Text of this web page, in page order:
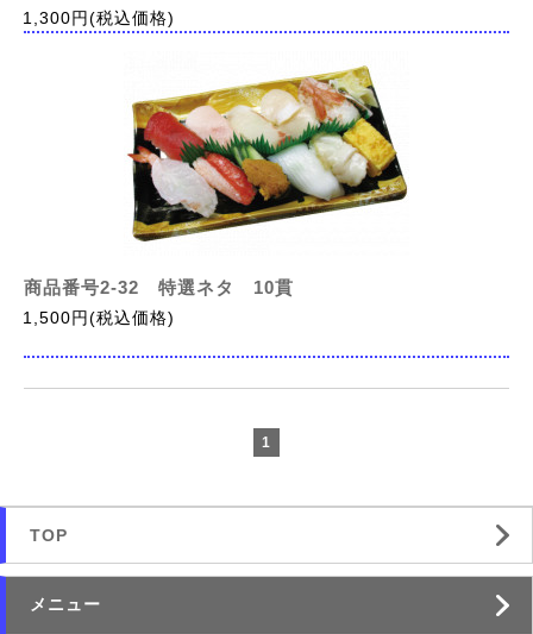
1,300円(税込価格)
商品番号2-32 特選ネタ 10貫
1,500円(税込価格)
1
TOP
メニュー